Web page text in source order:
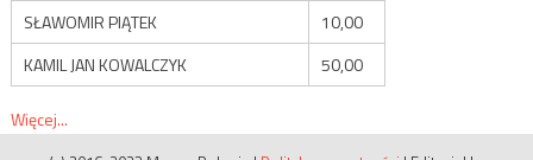
SŁAWOMIR PIĄTEK
10,00
KAMIL JAN KOWALCZYK
50,00
Więcej...